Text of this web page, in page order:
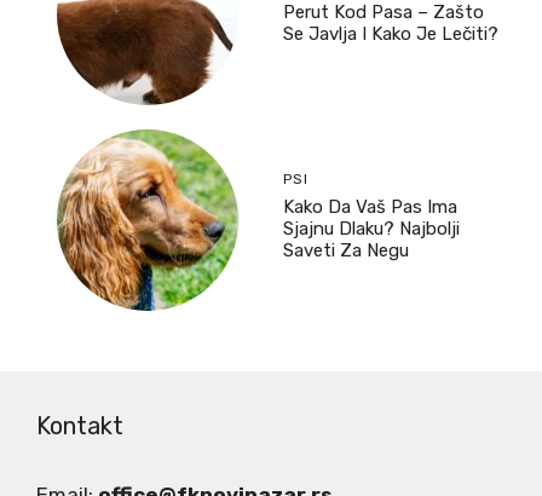
Perut Kod Pasa – Zašto
Se Javlja I Kako Je Lečiti?
PSI
Kako Da Vaš Pas Ima
Sjajnu Dlaku? Najbolji
Saveti Za Negu
Kontakt